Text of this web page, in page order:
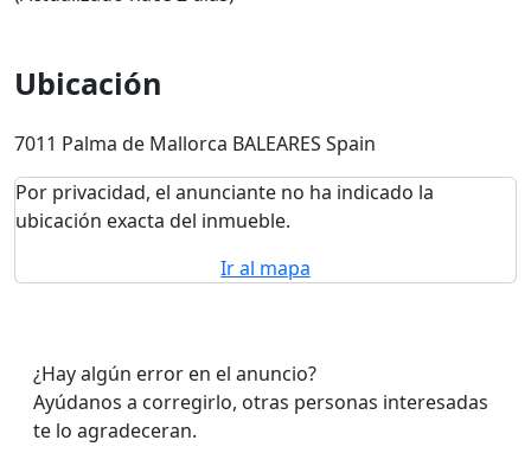
Ubicación
7011 Palma de Mallorca BALEARES Spain
Por privacidad, el anunciante no ha indicado la
ubicación exacta del inmueble.
Ir al mapa
¿Hay algún error en el anuncio?
Ayúdanos a corregirlo, otras personas interesadas
te lo agradeceran.